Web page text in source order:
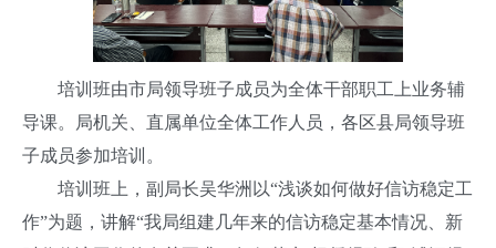
培训班由市局领导班子成员为全体干部职工上业务辅
导课。局机关、直属单位全体工作人员，各区县局领导班
子成员参加培训。
培训班上，副局长吴华洲以“浅谈如何做好信访稳定工
作”为题，讲解“我局组建几年来的信访稳定基本情况、新